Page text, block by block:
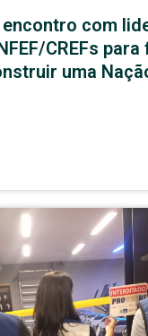
encontro com
CREFs
uma